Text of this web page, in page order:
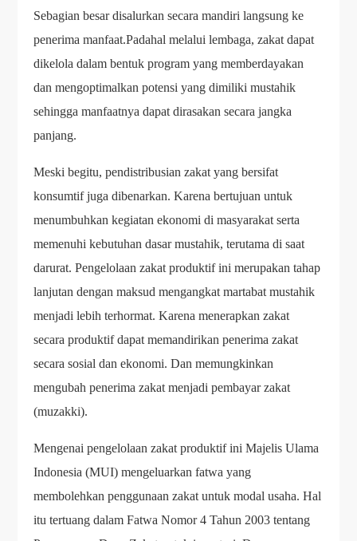
Sebagian besar disalurkan secara mandiri langsung ke
penerima manfaat.Padahal melalui lembaga, zakat dapat
dikelola dalam bentuk program yang memberdayakan
dan mengoptimalkan potensi yang dimiliki mustahik
sehingga manfaatnya dapat dirasakan secara jangka
panjang.
Meski begitu, pendistribusian zakat yang bersifat
konsumtif juga dibenarkan. Karena bertujuan untuk
menumbuhkan kegiatan ekonomi di masyarakat serta
memenuhi kebutuhan dasar mustahik, terutama di saat
darurat. Pengelolaan zakat produktif ini merupakan tahap
lanjutan dengan maksud mengangkat martabat mustahik
menjadi lebih terhormat. Karena menerapkan zakat
secara produktif dapat memandirikan penerima zakat
secara sosial dan ekonomi. Dan memungkinkan
mengubah penerima zakat menjadi pembayar zakat
(muzakki).
Mengenai pengelolaan zakat produktif ini Majelis Ulama
Indonesia (MUI) mengeluarkan fatwa yang
membolehkan penggunaan zakat untuk modal usaha. Hal
itu tertuang dalam Fatwa Nomor 4 Tahun 2003 tentang